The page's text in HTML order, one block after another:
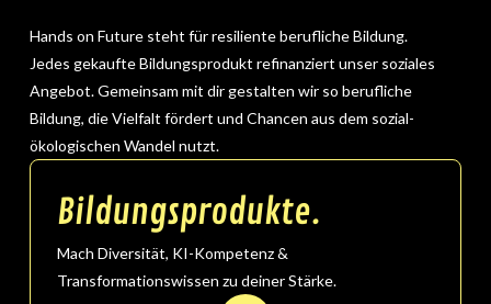
Hands on Future steht für resiliente berufliche Bildung.
Jedes gekaufte Bildungsprodukt refinanziert unser soziales
Angebot. Gemeinsam mit dir gestalten wir so berufliche
Bildung, die Vielfalt fördert und Chancen aus dem sozial-
ökologischen Wandel nutzt.
Bildungsprodukte.
Mach Diversität, KI-Kompetenz &
Transformationswissen zu deiner Stärke.